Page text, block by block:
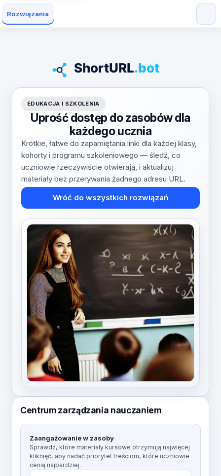
Rozwiązania
EDUKACJA I SZKOLENIA
Uprość dostęp do zasobów dla
każdego ucznia
Krótkie, łatwe do zapamiętania linki dla każdej klasy,
kohorty i programu szkoleniowego — śledź, co
uczniowie rzeczywiście otwierają, i aktualizuj
materiały bez przerywania żadnego adresu URL.
Wróć do wszystkich rozwiązań
Centrum zarządzania nauczaniem
Zaangażowanie w zasoby
Sprawdź, które materiały kursowe otrzymują najwięcej
kliknięć, aby nadać priorytet treściom, które uczniowie
cenią najbardziej.